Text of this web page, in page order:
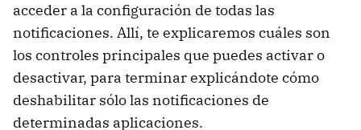
acceder a la configuración de todas las
notificaciones. Allí, te explicaremos cuáles son
los controles principales que puedes activar o
desactivar, para terminar explicándote cómo
deshabilitar sólo las notificaciones de
determinadas aplicaciones.